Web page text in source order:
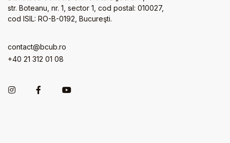
str. Boteanu, nr. 1, sector 1, cod postal: 010027,
cod ISIL: RO-B-0192, Bucureşti.
contact@bcub.ro
+40 21 312 01 08